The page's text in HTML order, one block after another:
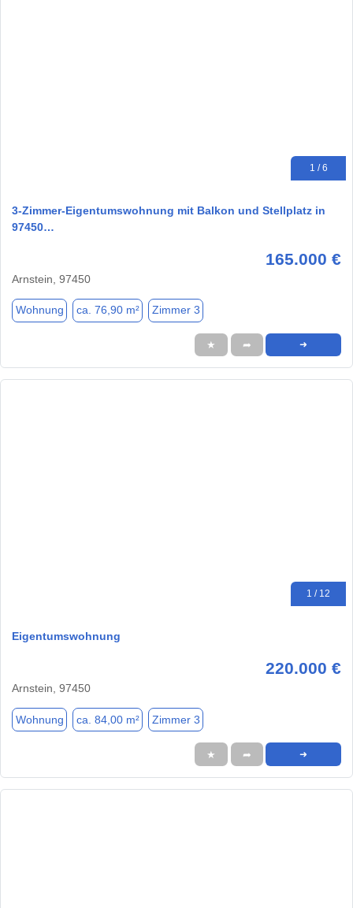
1 / 6
3-Zimmer-Eigentumswohnung mit Balkon und Stellplatz in
97450…
165.000 €
Arnstein, 97450
Wohnung ca. 76,90 m² Zimmer 3
★ ➦ ➜
1 / 12
Eigentumswohnung
220.000 €
Arnstein, 97450
Wohnung ca. 84,00 m² Zimmer 3
★ ➦ ➜